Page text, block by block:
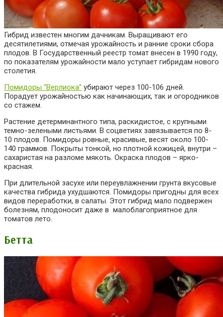
Гибрид известен многим дачникам. Выращивают его
десятилетиями, отмечая урожайность и ранние сроки сбора
плодов. В Государственный реестр томат внесен в 1990 году,
по показателям урожайности мало уступает гибридам нового
столетия.
Помидоры “Верлиока” убирают через 100-106 дней.
Порадует урожайностью как начинающих, так и огородников
со стажем.
Растение детерминантного типа, раскидистое, с крупными
темно-зелеными листьями. В соцветиях завязывается по 8-
10 плодов. Помидоры ровные, красивые, весят около 100-
140 граммов. Покрыты тонкой, но плотной кожицей, внутри –
сахаристая на разломе мякоть. Окраска плодов – ярко-
красная.
При длительной засухе или переувлажнении грунта вкусовые
качества гибрида ухудшаются. Помидоры пригодны для всех
видов переработки, в салаты. Этот гибрид мало подвержен
болезням, плодоносит даже в малоблагоприятное для
томатов лето.
Бетта